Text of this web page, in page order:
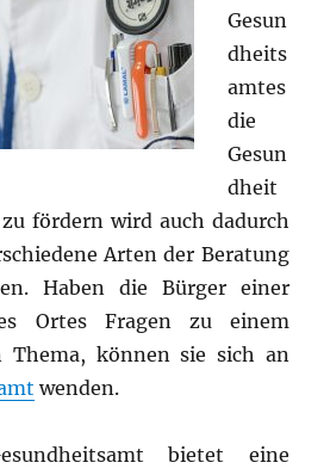
Gesun
dheits
amtes
die
Gesun
dheit
fördern wird auch dadurch
Arten der Beratung
Haben die Bürger einer
Ortes Fragen zu einem
Thema, können sie sich an
wenden.
bietet eine